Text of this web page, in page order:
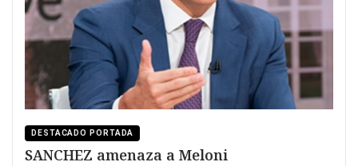
DESTACADO PORTADA
SANCHEZ amenaza a Meloni